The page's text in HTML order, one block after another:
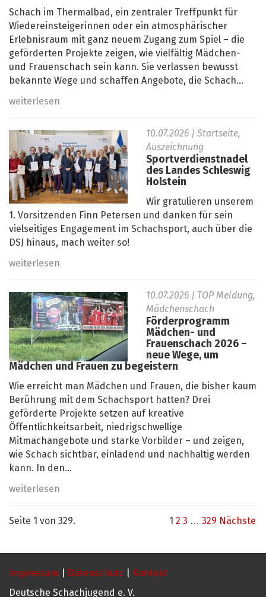
Schach im Thermalbad, ein zentraler Treffpunkt für
Wiedereinsteigerinnen oder ein atmosphärischer
Erlebnisraum mit ganz neuem Zugang zum Spiel – die
geförderten Projekte zeigen, wie vielfältig Mädchen-
und Frauenschach sein kann. Sie verlassen bewusst
bekannte Wege und schaffen Angebote, die Schach...
weiterlesen
10.07.2026 | Startseite,
Auszeichnung
Sportverdienstnadel
des Landes Schleswig
Holstein
Wir gratulieren unserem
1. Vorsitzenden Finn Petersen und danken für sein
vielseitiges Engagement im Schachsport, auch über die
DSJ hinaus, mach weiter so!
weiterlesen
10.07.2026 | TOP Meldung,
Mädchenschach
Förderprogramm
Mädchen- und
Frauenschach 2026 –
neue Wege, um
Mädchen und Frauen zu begeistern
Wie erreicht man Mädchen und Frauen, die bisher kaum
Berührung mit dem Schachsport hatten? Drei
geförderte Projekte setzen auf kreative
Öffentlichkeitsarbeit, niedrigschwellige
Mitmachangebote und starke Vorbilder – und zeigen,
wie Schach sichtbar, einladend und nachhaltig werden
kann. In den...
weiterlesen
Seite 1 von 329. 1 2 3 … 329 Nächste
Impressum Datenschutz Kontakt
Deutsche Schachjugend e. V.